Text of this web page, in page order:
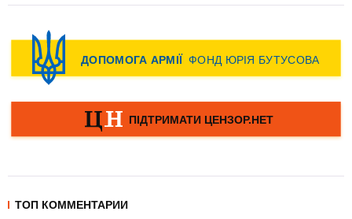
ТОП КОММЕНТАРИИ